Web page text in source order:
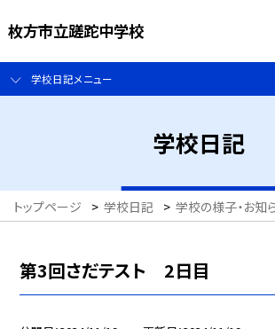
枚方市立蹉跎中学校
学校日記メニュー
学校日記
トップページ > 学校日記 > 学校の様子・お知
第3回さだテスト 2日目